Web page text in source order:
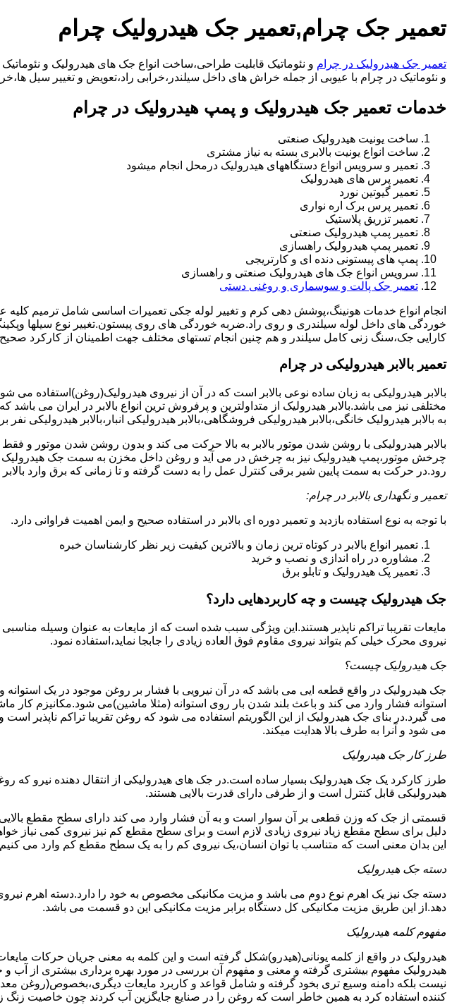
تعمیر جک چرام,تعمیر جک هیدرولیک چرام
تعمیر جک هیدرولیک در چرام و نئوماتیک قابلیت طراحی،ساخت انواع جک های هیدرولیک و
و نئوماتیک در چرام با عیوبی از جمله خراش های داخل سیلندر،خرابی راد،تعویض و تغییر سیل ها،خرابی پیستون 09221241597-آقای
خدمات تعمیر جک هیدرولیک و پمپ هیدرولیک در چرام
ساخت یونیت هیدرولیک صنعتی
ساخت انواع یونیت بالابری بسته به نیاز مشتری
تعمیر و سرویس انواع دستگاههای هیدرولیک درمحل انجام میشود
تعمیر پرس های هیدرولیک
تعمیر گیوتین نورد
تعمیر پرس برک اره نواری
تعمیر تزریق پلاستیک
تعمیر پمپ هیدرولیک صنعتی
تعمیر پمپ هیدرولیک راهسازی
پمپ های پیستونی دنده ای و کارتریجی
سرویس انواع جک های هیدرولیک صنعتی و راهسازی
تعمیر جک پالت و سوسماری و روغنی دستی
انجام انواع خدمات هونینگ،پوشش دهی کرم و تغییر لوله جکی تعمیرات اساسی شامل ترمیم
خوردگی های داخل لوله سیلندری و روی راد.ضربه خوردگی های روی پیستون.تغییر نوع سیلها
کارایی جک،سنگ زنی کامل سیلندر و هم چنین انجام تستهای مختلف جهت اطمینان از کارکرد
تعمیر بالابر هیدرولیکی در چرام
بالابر هیدرولیکی به زبان ساده نوعی بالابر است که در آن از نیروی هیدرولیک(روغن)استفاده می
مختلفی نیز می باشد.بالابر هیدرولیک از متداولترین و پرفروش ترین انواع بالابر در ایران می باشد
به بالابر هیدرولیک خانگی،بالابر هیدرولیکی فروشگاهی،بالابر هیدرولیکی انبار،بالابر هیدرولیکی
بالابر هیدرولیکی با روشن شدن موتور بالابر به بالا حرکت می کند و بدون روشن شدن موتور و
چرخش موتور،پمپ هیدرولیک نیز به چرخش در می آید و روغن داخل مخزن به سمت جک هیدرولیک
رود.در حرکت به سمت پایین شیر برقی کنترل عمل را به دست گرفته و تا زمانی که برق وارد بالابر
تعمیر و نگهداری بالابر در چرام:
با توجه به نوع استفاده بازدید و تعمیر دوره ای بالابر در استفاده صحیح و ایمن اهمیت فراوانی دارد.
تعمیر انواع بالابر در کوتاه ترین زمان و بالاترین کیفیت زیر نظر کارشناسان خبره
مشاوره در راه اندازی و نصب و خرید
تعمیر پک هیدرولیک و تابلو برق
جک هیدرولیک چیست و چه کاربردهایی دارد؟
مایعات تقریبا تراکم ناپذیر هستند.این ویژگی سبب شده است که از مایعات به عنوان وسیله مناسبی
نیروی محرک خیلی کم بتواند نیروی مقاوم فوق العاده زیادی را جابجا نماید،استفاده نمود.
جک هیدرولیک چیست؟
جک هیدرولیک در واقع قطعه ایی می باشد که در آن نیرویی با فشار بر روغن موجود در یک استوانه
استوانه فشار وارد می کند و باعث بلند شدن بار روی استوانه (مثلا ماشین)می شود.مکانیزم کار
می گیرد.در بنای جک هیدرولیک از این الگوریتم استفاده می شود که روغن تقریبا تراکم ناپذیر
می شود و آنرا به طرف بالا هدایت میکند.
طرز کار جک هیدرولیک
طرز کارکرد یک جک هیدرولیک بسیار ساده است.در جک های هیدرولیکی از انتقال دهنده نیرو
هیدرولیکی قابل کنترل است و از طرفی دارای قدرت بالایی هستند.
قسمتی از جک که وزن قطعی بر آن سوار است و به آن فشار وارد می کند دارای سطح مقطع
دلیل برای سطح مقطع زیاد نیروی زیادی لازم است و برای سطح مقطع کم نیز نیروی کمی نیاز
این بدان معنی است که متناسب با توان انسان،یک نیروی کم را به یک سطح مقطع کم وارد می
دسته جک هیدرولیک
دسته جک نیز یک اهرم نوع دوم می باشد و مزیت مکانیکی مخصوص به خود را دارد.دسته اهرم
دهد.از این طریق مزیت مکانیکی کل دستگاه برابر مزیت مکانیکی این دو قسمت می باشد.
مفهوم کلمه هیدرولیک
هیدرولیک در واقع از کلمه یونانی(هیدرو)شکل گرفته است و این کلمه به معنی جریان حرکات
هیدرولیک مفهوم بیشتری گرفته و معنی و مفهوم آن بررسی در مورد بهره برداری بیشتری از
نیست بلکه دامنه وسیع تری بخود گرفته و شامل قواعد و کاربرد مایعات دیگری،بخصوص(روغن
کننده استفاده کرد به همین خاطر است که روغن را در صنایع جایگزین آب کردند چون خاصیت زنگ